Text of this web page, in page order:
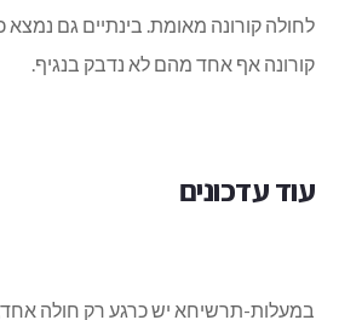
לחולה קורונה מאומת. בינתיים גם
קורונה אף אחד מהם לא נדבק בנגיף.
עוד עדכונים
במעלות-תרשיחא יש כרגע רק חולה אחד, ו-21 תושבים